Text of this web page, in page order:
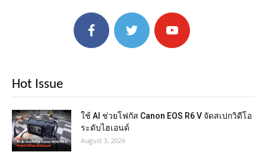
Hot Issue
ใช้ AI ช่วยโฟกัส Canon EOS R6 V จัดสเปกวิดีโอ
ระดับไฮเอนด์
August 3, 2026